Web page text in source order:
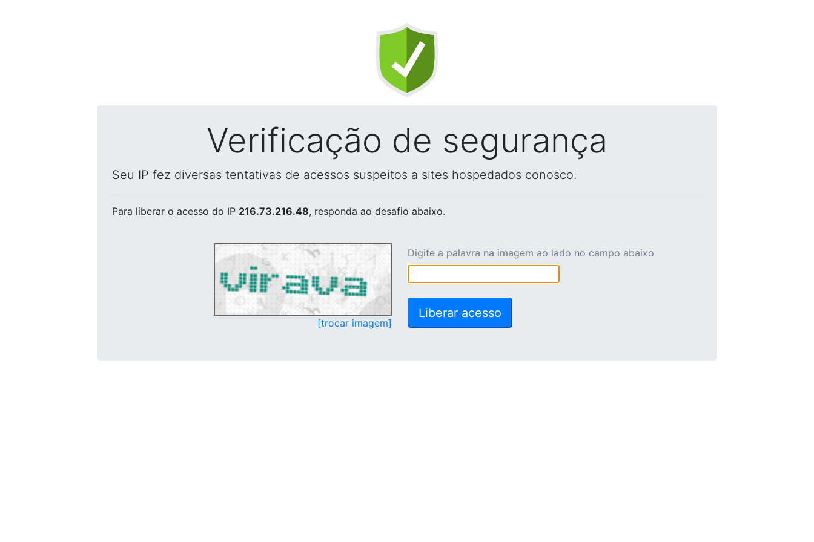
Verificação de segurança
Seu IP fez diversas tentativas de acessos suspeitos a sites hospedados conosco.
Para liberar o acesso do IP 216.73.216.48, responda ao desafio abaixo.
[trocar imagem]
Digite a palavra na imagem ao lado no campo abaixo